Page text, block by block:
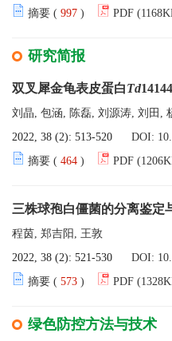
摘要 ( 997 ) PDF
研究简报
双叉犀金龟表皮蛋白Td
刘晶, 包涵, 陈磊, 刘源涛, 刘田,
2022, 38 (2): 513-520
DOI:
摘要 ( 464 ) PDF
三株球孢白僵菌的分离鉴定
程茵, 郑吉阳, 王敦
2022, 38 (2): 521-530
DOI:
摘要 ( 573 ) PDF
绿色防控方法与技术